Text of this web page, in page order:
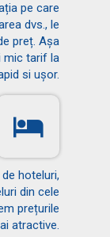
pe care
dvs., le
preț. Așa
mic tarif la
si ușor.
hoteluri,
din cele
prețurile
atractive.